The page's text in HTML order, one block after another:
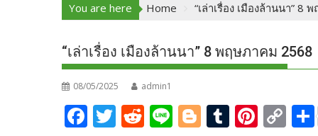
You are here Home “เล่าเรื่อง เมืองล้านนา” 8
“เล่าเรื่อง เมืองล้านนา” 8 พฤษภาคม 2568
08/05/2025 admin1
F T R Li Bl T Pi C